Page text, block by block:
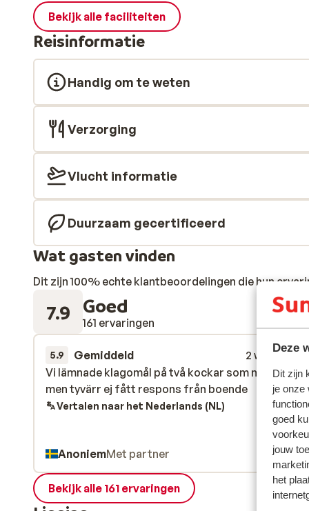
Deze
Dit zijn
je onze
goed
jouw
het
Bekijk alle faciliteiten
Reisinformatie
Handig om te weten
Verzorging
Vlucht informatie
Duurzaam gecertificeerd
Wat gasten vinden
Dit zijn 100% echte klantbeoordelingen die hun
7.9 Goed
161 ervaringen
5.9 Gemiddeld
2 weken
Vi lämnade klagomål på två kockar som misskött
men tyvärr ej fått respons från boende
Vi lämnade klagomål på två kockar som misskött
men tyvärr ej fått respons från boende
Vertalen naar het Nederlands (NL)
AnoniemMet partner
Bekijk alle 161 ervaringen